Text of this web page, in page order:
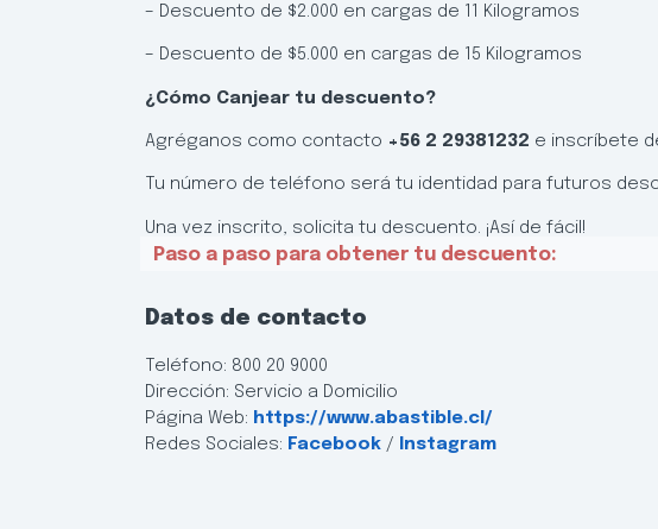
– Descuento de $2.000 en cargas de 11 Kilogramos
– Descuento de $5.000 en cargas de 15 Kilogramos
¿Cómo Canjear tu descuento?
Agréganos como contacto +56 2 29381232 e inscríbete
Tu número de teléfono será tu identidad para futuros
Una vez inscrito, solicita tu descuento. ¡Así de fácil!
Paso a paso para obtener tu descuento:
Datos de contacto
Teléfono: 800 20 9000
Dirección: Servicio a Domicilio
Página Web: https://www.abastible.cl/
Redes Sociales: Facebook / Instagram